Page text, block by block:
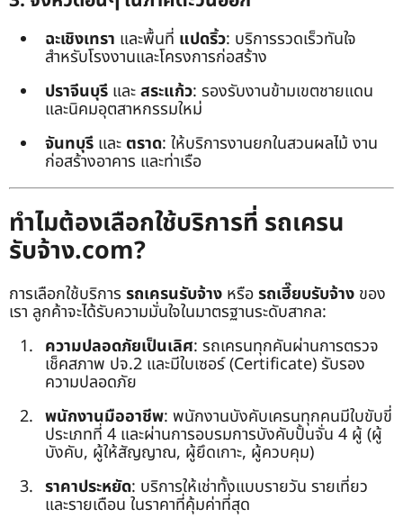
ฉะเชิงเทรา และพื้นที่ แปดริ้ว: บริการรวดเร็วทันใจ
สำหรับโรงงานและโครงการก่อสร้าง
ปราจีนบุรี และสระแก้ว: รองรับงานข้ามเขตชายแดน
และนิคมอุตสาหกรรมใหม่
จันทบุรี และ ตราด: ให้บริการงานยกในสวนผลไม้ งาน
ก่อสร้างอาคาร และท่าเรือ
ทำไมต้องเลือกใช้บริการที่ รถเครน
รับจ้าง.com?
การเลือกใช้บริการ รถเครนรับจ้าง หรือรถเฮี๊ยบรับจ้าง ของ
เรา ลูกค้าจะได้รับความมั่นใจในมาตรฐานระดับสากล:
ความปลอดภัยเป็นเลิศ: รถเครนทุกคันผ่านการตรวจ
เช็คสภาพ ปจ.2 และมีใบเซอร์ (Certificate) รับรอง
ความปลอดภัย
พนักงานมืออาชีพ: พนักงานบังคับเครนทุกคนมีใบขับขี่
ประเภทที่ 4 และผ่านการอบรมการบังคับปั้นจั่น 4 ผู้ (ผู้
บังคับ, ผู้ให้สัญญาณ, ผู้ยึดเกาะ, ผู้ควบคุม)
ราคาประหยัด: บริการให้เช่าทั้งแบบรายวัน รายเที่ยว
และรายเดือน ในราคาที่คุ้มค่าที่สุด